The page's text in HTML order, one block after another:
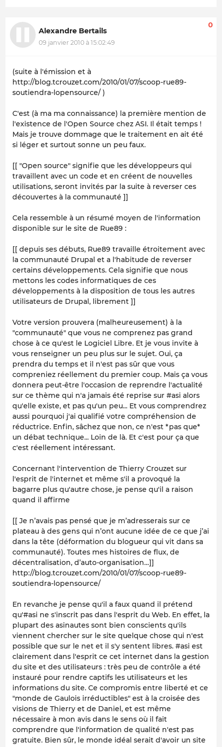
Alexandre Bertails
09 janvier 2010 à 15:02:49
0
(suite à l'émission et à
http://blog.tcrouzet.com/2010/01/07/scoop-rue89-
soutiendra-lopensource/ )
C'est (à ma ma connaissance) la première mention de
l'existence de l'Open Source chez ASI. Il était temps !
Mais je trouve dommage que le traitement en ait été
si léger et surtout sonne un peu faux.
[[ "Open source" signifie que les développeurs qui
travaillent avec un code et en créent de nouvelles
utilisations, seront invités par la suite à reverser ces
découvertes à la communauté ]]
Cela ressemble à un résumé moyen de l'information
disponible sur le site de Rue89 :
[[ depuis ses débuts, Rue89 travaille étroitement avec
la communauté Drupal et a l'habitude de reverser
certains développements. Cela signifie que nous
mettons les codes informatiques de ces
développements à la disposition de tous les autres
utilisateurs de Drupal, librement ]]
Votre version prouvera (malheureusement) à la
"communauté" que vous ne comprenez pas grand
chose à ce qu'est le Logiciel Libre. Et je vous invite à
vous renseigner un peu plus sur le sujet. Oui, ça
prendra du temps et il n'est pas sûr que vous
compreniez réellement du premier coup. Mais ça vous
donnera peut-être l'occasion de reprendre l'actualité
sur ce thème qui n'a jamais été reprise sur #asi alors
qu'elle existe, et pas qu'un peu... Et vous comprendrez
aussi pourquoi j'ai qualifié votre compréhension de
réductrice. Enfin, sâchez que non, ce n'est *pas que*
un débat technique... Loin de là. Et c'est pour ça que
c'est réellement intéressant.
Concernant l'intervention de Thierry Crouzet sur
l'esprit de l'internet et même s'il a provoqué la
bagarre plus qu'autre chose, je pense qu'il a raison
quand il affirme
[[ Je n’avais pas pensé que je m’adresserais sur ce
plateau à des gens qui n’ont aucune idée de ce que j’ai
dans la tête (déformation du blogueur qui vit dans sa
communauté). Toutes mes histoires de flux, de
décentralisation, d’auto-organisation…]]
http://blog.tcrouzet.com/2010/01/07/scoop-rue89-
soutiendra-lopensource/
En revanche je pense qu'il a faux quand il prétend
qu'#asi ne s'inscrit pas dans l'esprit du Web. En effet, la
plupart des asinautes sont bien conscients qu'ils
viennent chercher sur le site quelque chose qui n'est
possible que sur le net et il s'y sentent libres. #asi est
clairement dans l'esprit ce cet internet dans la gestion
du site et des utilisateurs : très peu de contrôle a été
instauré pour rendre captifs les utilisateurs et les
informations du site. Ce compromis entre liberté et ce
"monde de Gaulois irréductibles" est à la croisée des
visions de Thierry et de Daniel, et est même
nécessaire à mon avis dans le sens où il fait
comprendre que l'information de qualité n'est pas
gratuite. Bien sûr, le monde idéal serait d'avoir un site